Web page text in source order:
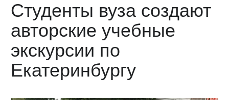
Студенты вуза создают
авторские учебные
экскурсии по
Екатеринбургу